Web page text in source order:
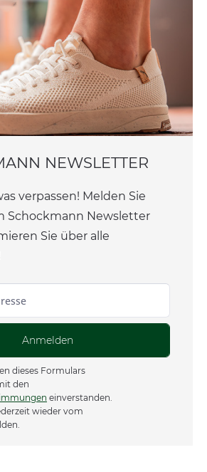
NEWSLETTER
verpassen! Melden Sie
Schockmann Newsletter
Sie über alle
Anmelden
dieses Formulars
den
einverstanden.
wieder vom